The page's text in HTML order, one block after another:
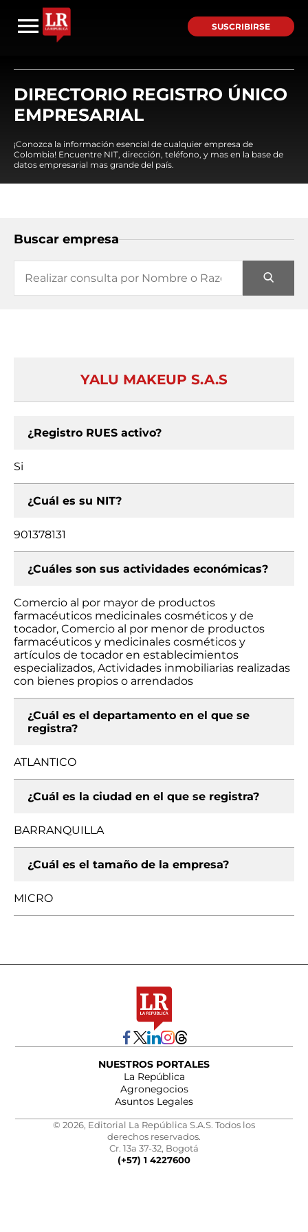
SUSCRIBIRSE
DIRECTORIO REGISTRO ÚNICO
EMPRESARIAL
¡Conozca la información esencial de cualquier empresa de
Colombia! Encuentre NIT, dirección, teléfono, y mas en la base de
datos empresarial mas grande del país.
Buscar empresa
YALU MAKEUP S.A.S
¿Registro RUES activo?
Si
¿Cuál es su NIT?
901378131
¿Cuáles son sus actividades económicas?
Comercio al por mayor de productos
farmacéuticos medicinales cosméticos y de
tocador, Comercio al por menor de productos
farmacéuticos y medicinales cosméticos y
artículos de tocador en establecimientos
especializados, Actividades inmobiliarias realizadas
con bienes propios o arrendados
¿Cuál es el departamento en el que se
registra?
ATLANTICO
¿Cuál es la ciudad en el que se registra?
BARRANQUILLA
¿Cuál es el tamaño de la empresa?
MICRO
NUESTROS PORTALES
La República
Agronegocios
Asuntos Legales
© 2026, Editorial La República S.A.S. Todos los
derechos reservados.
Cr. 13a 37-32, Bogotá
(+57) 1 4227600